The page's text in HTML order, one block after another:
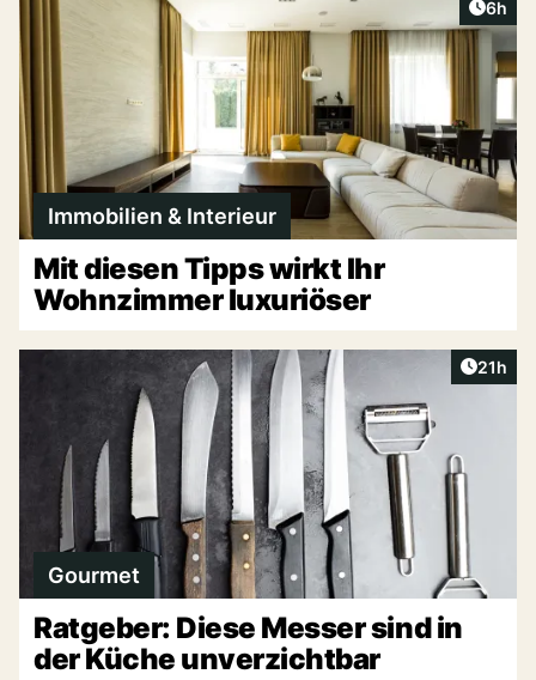
6h
Immobilien & Interieur
Mit diesen Tipps wirkt Ihr
Wohnzimmer luxuriöser
Artikel
21h
Gourmet
Ratgeber: Diese Messer sind in
der Küche unverzichtbar